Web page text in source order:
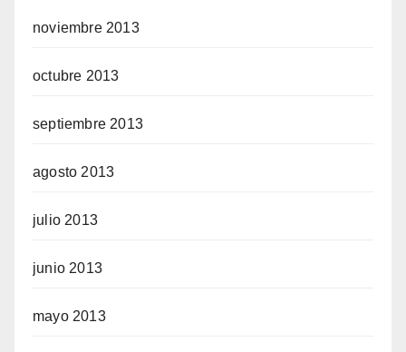
noviembre 2013
octubre 2013
septiembre 2013
agosto 2013
julio 2013
junio 2013
mayo 2013